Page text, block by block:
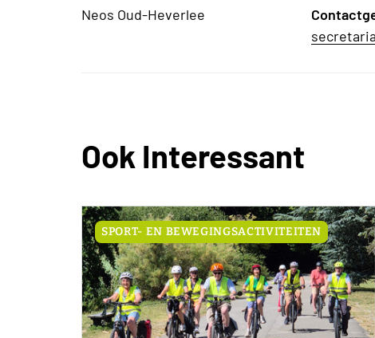
Neos Oud-Heverlee
Ook Interessant
SPORT- EN BEWEGINGSACTIVITEITEN